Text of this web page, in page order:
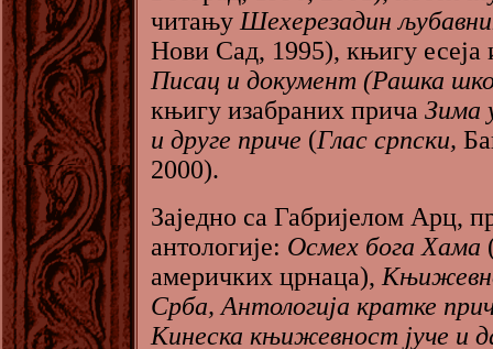
читању Шехерезадин
Нови Сад, 1995), књигу есеја
Писац и документ (Рашка
књигу изабраних прича Зима
и друге приче (Глас српски,
2000).
Заједно са Габријелом Арц,
антологије: Осмех бога Хама
америчких црнаца),
Срба, Антологија кратке
Кинеска књижевност јуче и